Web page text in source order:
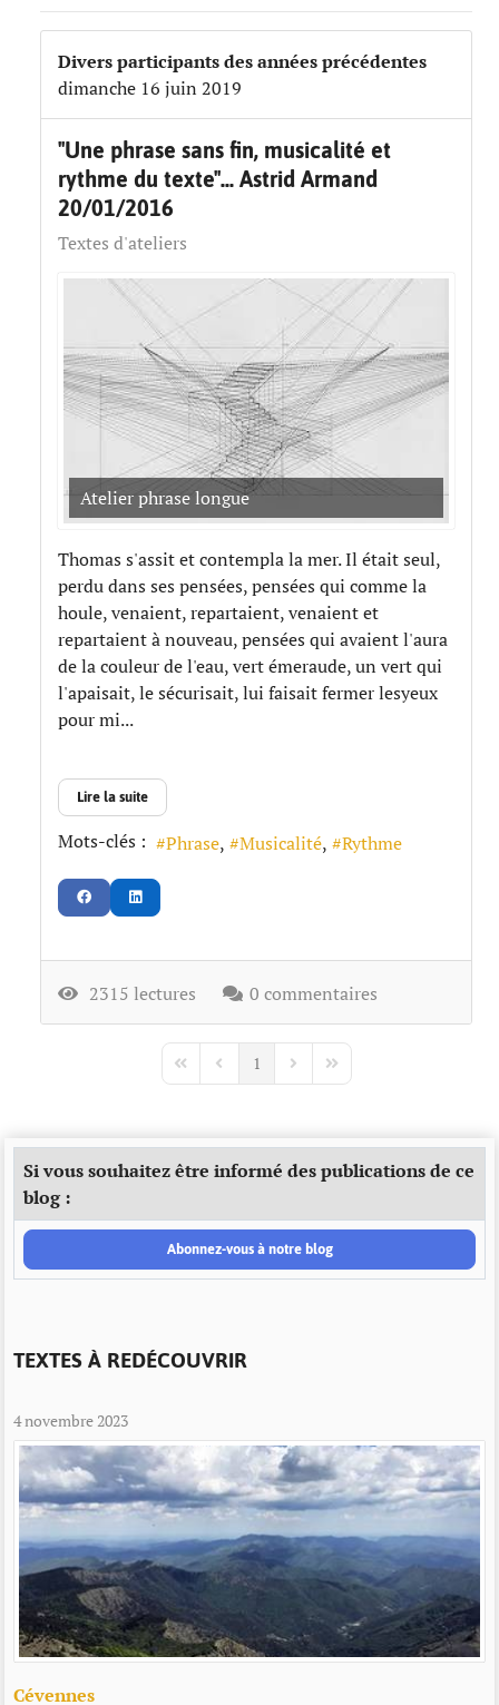
Divers participants des années précédentes
dimanche 16 juin 2019
"Une phrase sans fin, musicalité et
rythme du texte"... Astrid Armand
20/01/2016
Textes d'ateliers
Atelier phrase longue
Thomas s'assit et contempla la mer. Il était seul,
perdu dans ses pensées, pensées qui comme la
houle, venaient, repartaient, venaient et
repartaient à nouveau, pensées qui avaient l'aura
de la couleur de l'eau, vert émeraude, un vert qui
l'apaisait, le sécurisait, lui faisait fermer lesyeux
pour mi...
Lire la suite
Mots-clés : Phrase Musicalité Rythme
2315 lectures 0 commentaires
First PagePrevious Page
1 Next PageLast Page
Si vous souhaitez être informé des publications de ce
blog :
Abonnez-vous à notre blog
TEXTES À REDÉCOUVRIR
4 novembre 2023
Cévennes